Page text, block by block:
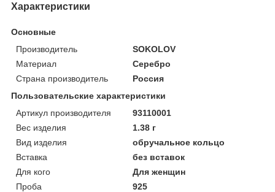
Характеристики
Основные
Производитель
SOKOLOV
Материал
Серебро
Страна производитель
Россия
Пользовательские характеристики
Артикул производителя
93110001
Вес изделия
1.38 г
Вид изделия
обручальное кольцо
Вставка
без вставок
Для кого
Для женщин
Проба
925